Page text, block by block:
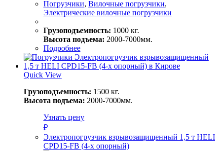
Погрузчики, Вилочные погрузчики,
Электрические вилочные погрузчики
Грузоподъемность: 1000 кг.
Высота подъема: 2000-7000мм.
Подробнее
Quick View
Грузоподъемность: 1500 кг.
Высота подъема: 2000-7000мм.
Узнать цену
₽
Электропогрузчик взрывозащищенный 1,5 т HELI
CPD15-FB (4-х опорный)